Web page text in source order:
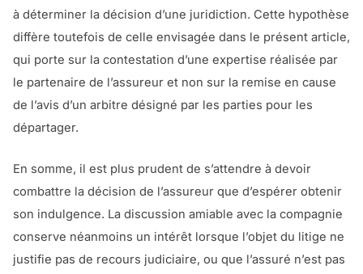
à déterminer la décision d’une juridiction. Cette hypothèse
diffère toutefois de celle envisagée dans le présent article,
qui porte sur la contestation d’une expertise réalisée par
le partenaire de l’assureur et non sur la remise en cause
de l’avis d’un arbitre désigné par les parties pour les
départager.
En somme, il est plus prudent de s’attendre à devoir
combattre la décision de l’assureur que d’espérer obtenir
son indulgence. La discussion amiable avec la compagnie
conserve néanmoins un intérêt lorsque l’objet du litige ne
justifie pas de recours judiciaire, ou que l’assuré n’est pas